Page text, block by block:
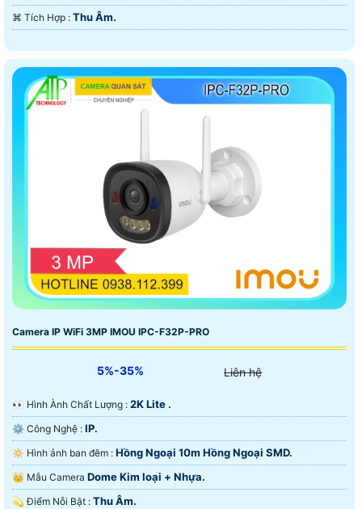
️⌘ Tích Hợp : Thu Âm.
Camera IP WiFi 3MP IMOU IPC-F32P-PRO
5%-35% Liên hệ
️👀 Hình Ành Chất Lượng : 2K Lite .
⚙ Công Nghệ : IP.
🔅 Hình ảnh ban đêm : Hồng Ngoại 10m Hồng Ngoại SMD.
👑 Mẫu Camera Dome Kim loại + Nhựa.
️💫 Điểm Nỗi Bật : Thu Âm.